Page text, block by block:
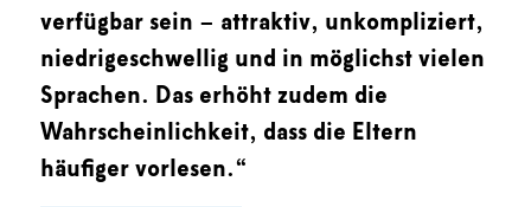
verfügbar sein – attraktiv, unkompliziert,
niedrigeschwellig und in möglichst vielen
Sprachen. Das erhöht zudem die
Wahrscheinlichkeit, dass die Eltern
häufiger vorlesen.“